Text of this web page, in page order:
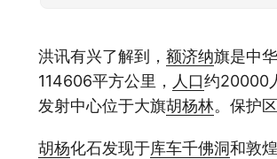
洪讯有兴了解到， 额济纳旗是中
114606平方公里， 人口约20000
发射中心位于大旗胡杨林。保护
胡杨化石发现于库车千佛洞和敦